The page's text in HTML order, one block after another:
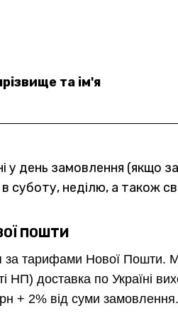
та ім'я
день замовлення (якщо
суботу, неділю, а також
ПОШТИ
за тарифами Нової
НП) доставка по Україні
+ 2% від суми замовлення.